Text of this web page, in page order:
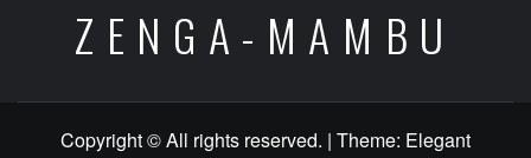
ZENGA-MAMBU
Copyright © All rights reserved. | Theme: Elegant